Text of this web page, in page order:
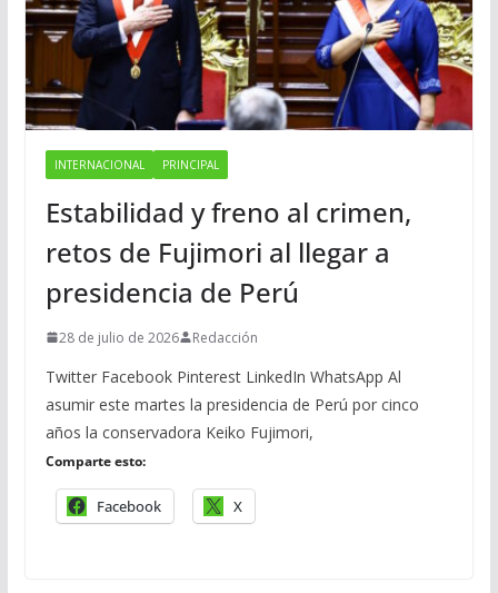
INTERNACIONAL PRINCIPAL
Estabilidad y freno al crimen,
retos de Fujimori al llegar a
presidencia de Perú
28 de julio de 2026 Redacción
Twitter Facebook Pinterest LinkedIn WhatsApp Al
asumir este martes la presidencia de Perú por cinco
años la conservadora Keiko Fujimori,
Comparte esto:
Facebook X